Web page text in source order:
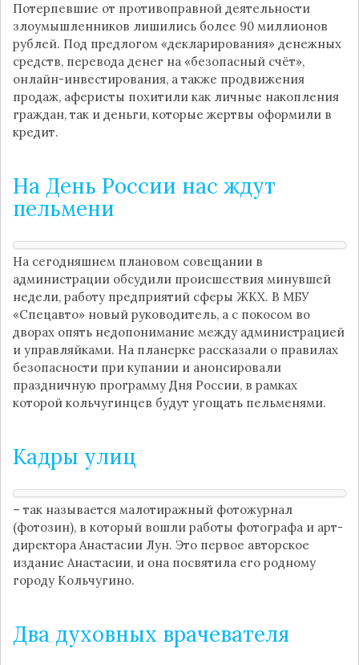
Потерпевшие от противоправной деятельности
злоумышленников лишились более 90 миллионов
рублей. Под предлогом «декларирования» денежных
средств, перевода денег на «безопасный счёт»,
онлайн-инвестирования, а также продвижения
продаж, аферисты похитили как личные накопления
граждан, так и деньги, которые жертвы оформили в
кредит.
На День России нас ждут
пельмени
На сегодняшнем плановом совещании в
администрации обсудили происшествия минувшей
недели, работу предприятий сферы ЖКХ. В МБУ
«Спецавто» новый руководитель, а с покосом во
дворах опять недопонимание между администрацией
и управляйками. На планерке рассказали о правилах
безопасности при купании и анонсировали
праздничную программу Дня России, в рамках
которой кольчугинцев будут угощать пельменями.
Кадры улиц
– так называется малотиражный фотожурнал
(фотозин), в который вошли работы фотографа и арт-
директора Анастасии Лун. Это первое авторское
издание Анастасии, и она посвятила его родному
городу Кольчугино.
Два духовных врачевателя